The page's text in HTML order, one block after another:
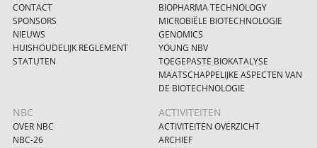
CONTACT
SPONSORS
NIEUWS
HUISHOUDELIJK REGLEMENT
STATUTEN
BIOPHARMA TECHNOLOGY
MICROBIËLE BIOTECHNOLOGIE
GENOMICS
YOUNG NBV
TOEGEPASTE BIOKATALYSE
MAATSCHAPPELIJKE ASPECTEN VAN
DE BIOTECHNOLOGIE
NBC
OVER NBC
NBC-26
ACTIVITEITEN
ACTIVITEITEN OVERZICHT
ARCHIEF